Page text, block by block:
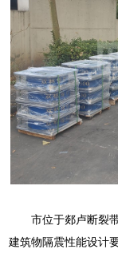
市位于郯卢断裂
建筑物隔震性能设计